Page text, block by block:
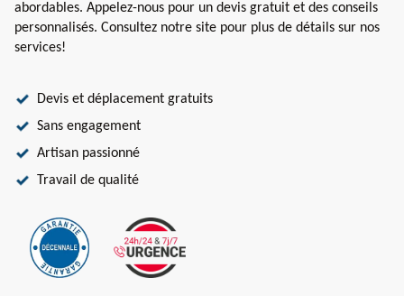
abordables. Appelez-nous pour un devis gratuit et des conseils
personnalisés. Consultez notre site pour plus de détails sur nos
services!
Devis et déplacement gratuits
Sans engagement
Artisan passionné
Travail de qualité